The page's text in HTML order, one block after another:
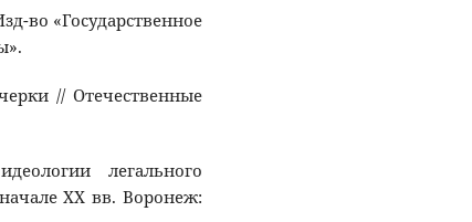
во «Государственное
// Отечественные
легального
ХХ вв. Воронеж: